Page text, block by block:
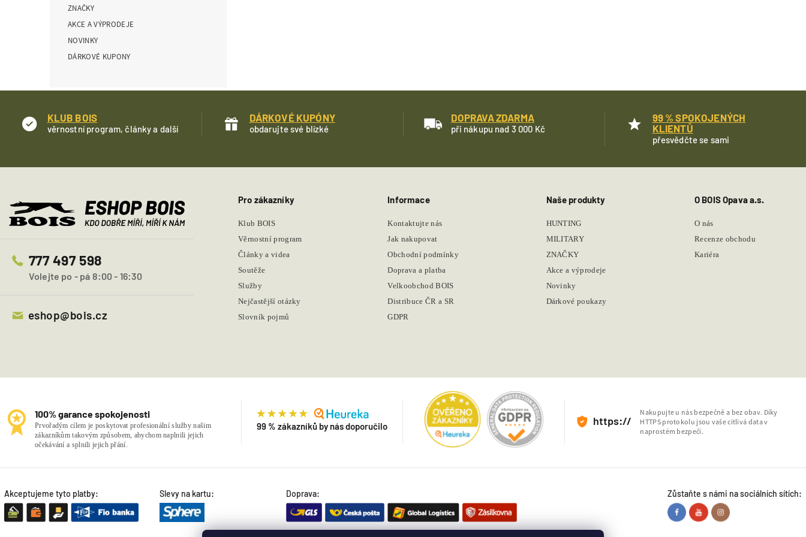
ZNAČKY
AKCE A VÝPRODEJE
NOVINKY
DÁRKOVÉ KUPONY
KLUB BOIS
věrnostní program, články a další
DÁRKOVÉ KUPÓNY
obdarujte své blízké
DOPRAVA ZDARMA
při nákupu nad 3 000 Kč
99 % SPOKOJENÝCH
KLIENTŮ
přesvědčte se sami
777 497 598
Volejte po - pá 8:00 - 16:30
eshop@bois.cz
Pro zákazníky
Klub BOIS
Věrnostní program
Články a videa
Soutěže
Služby
Nejčastější otázky
Slovník pojmů
Informace
Kontaktujte nás
Jak nakupovat
Obchodní podmínky
Doprava a platba
Velkoobchod BOIS
Distribuce ČR a SR
GDPR
Naše produkty
HUNTING
MILITARY
ZNAČKY
Akce a výprodeje
Novinky
Dárkové poukazy
O BOIS Opava a.s.
O nás
Recenze obchodu
Kariéra
100% garance spokojenosti
Prvořadým cílem je poskytovat profesionální služby našim
zákazníkům takovým způsobem, abychom naplnili jejich
očekávání a splnili jejich přání.
99 % zákazníků by nás doporučilo https://
Nakupujte u nás bezpečně a bez obav. Díky
HTTPS protokolu jsou vaše citlivá data v
naprostém bezpečí.
Akceptujeme tyto platby: Slevy na kartu: Doprava: Zůstaňte s námi na sociálních sítích: